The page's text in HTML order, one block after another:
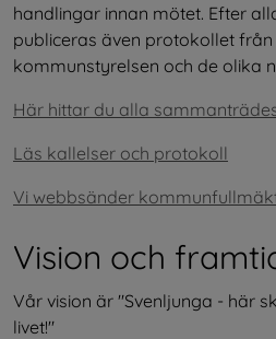
handlingar innan mötet. Efter
publiceras även protokollet
kommunstyrelsen och de olika
Här hittar du alla
Läs kallelser och protokoll
Vi webbsänder
Vision och
Vår vision är "Svenljunga - här
livet!"